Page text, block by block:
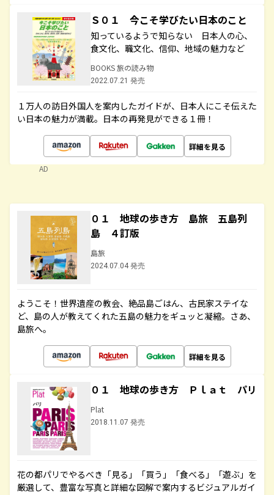
Ｓ０１ 今こそ学びたい日本のこと
知っているようで知らない 日本人の心、
食文化、職文化、信仰、地域の魅力など
BOOKS 旅の読み物
2022.07.21 発売
１万人の訪日外国人を案内したガイドが、日本人にこそ伝えた
い日本の魅力が満載。日本の再発見ができる１冊！
詳細を見る
AD
０１ 地球の歩き方 島旅 五島列
島 ４訂版
島旅
2024.07.04 発売
ようこそ！世界遺産の教会、絶品島ごはん、古民家ステイな
ど、島の人が教えてくれた五島の魅力をギュッと凝縮。さあ、
島旅へ。
詳細を見る
０１ 地球の歩き方 Ｐｌａｔ パリ
Plat
2018.11.07 発売
花の都パリでやるべき「見る」「買う」「食べる」「遊ぶ」を
厳選して、豊富な写真と詳細な図解で案内するビジュアルガイ